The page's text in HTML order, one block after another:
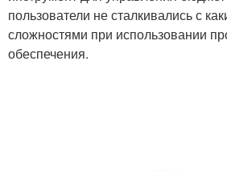
пользователи не сталкивались с
сложностями при использовании
обеспечения.